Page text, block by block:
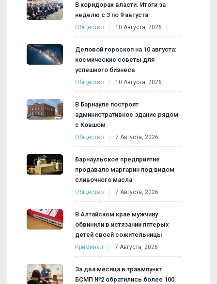
В коридорах власти. Итоги за
неделю с 3 по 9 августа
Общество 10 Августа, 2026
Деловой гороскоп на 10 августа:
космические советы для
успешного бизнеса
Общество 10 Августа, 2026
В Барнауле построят
административное здание рядом
с Ковшом
Общество 7 Августа, 2026
Барнаульское предприятие
продавало маргарин под видом
сливочного масла
Общество 7 Августа, 2026
В Алтайском крае мужчину
обвинили в истязании пятерых
детей своей сожительницы
Криминал 7 Августа, 2026
За два месяца в травмпункт
БСМП №2 обратились более 100